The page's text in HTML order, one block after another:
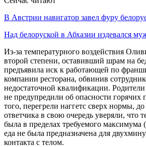
В Австрии навигатор завел фуру
Над белоруской в Абхазии издевался
Из-за температурного воздействия
второй степени, оставивший шрам на
предъявила иск к работающей по
компании ресторана, обвинив
недостаточной квалификации.
не предупредили об опасности горячих
того, перегрели наггетс сверх нормы,
ответчика в свою очередь уверяли, что
была в пределах требуемого максимума
еда не была предназначена для
контакта с телом.